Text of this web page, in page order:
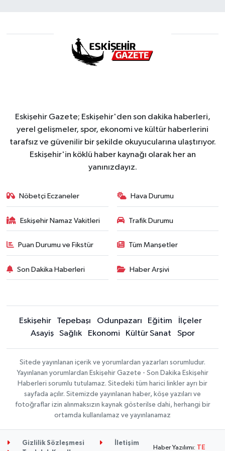
Eskişehir Gazete; Eskişehir'den son dakika haberleri,
yerel gelişmeler, spor, ekonomi ve kültür haberlerini
tarafsız ve güvenilir bir şekilde okuyucularına ulaştırıyor.
Eskişehir'in köklü haber kaynağı olarak her an
yanınızdayız.
Nöbetçi Eczaneler Hava Durumu
Eskişehir Namaz Vakitleri Trafik Durumu
Puan Durumu ve Fikstür Tüm Manşetler
Son Dakika Haberleri Haber Arşivi
Eskişehir Tepebaşı Odunpazarı Eğitim
İlçeler
Asayiş
Sağlık Ekonomi Kültür Sanat Spor
Sitede yayınlanan içerik ve yorumlardan yazarları sorumludur.
Yayınlanan yorumlardan Eskişehir Gazete - Son Dakika Eskişehir
Haberleri sorumlu tutulamaz. Sitedeki tüm harici linkler ayrı bir
sayfada açılır. Sitemizde yayınlanan haber, köşe yazıları ve
fotoğraflar izin alınmaksızın kaynak gösterilse dahi, herhangi bir
ortamda kullanılamaz ve yayınlanamaz
Gizlilik Sözleşmesi
İletişim
Haber Yazılımı: TE